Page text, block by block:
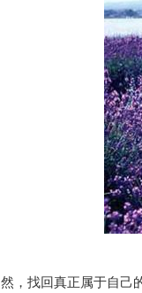
，找回真正属于自